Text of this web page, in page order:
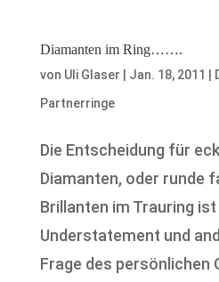
Diamanten im Ring…….
von Uli Glaser Jan. 18, 2011
Partnerringe
Die Entscheidung für
Diamanten, oder runde
Brillanten im Trauring
Understatement und
Frage des persönlichen